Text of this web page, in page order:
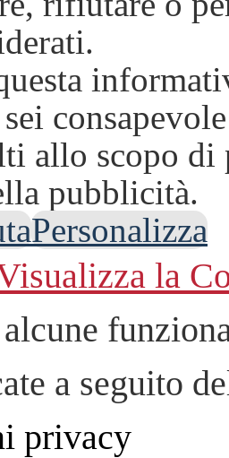
allo scopo di
pubblicità.
Personalizza
la
a seguito
privacy